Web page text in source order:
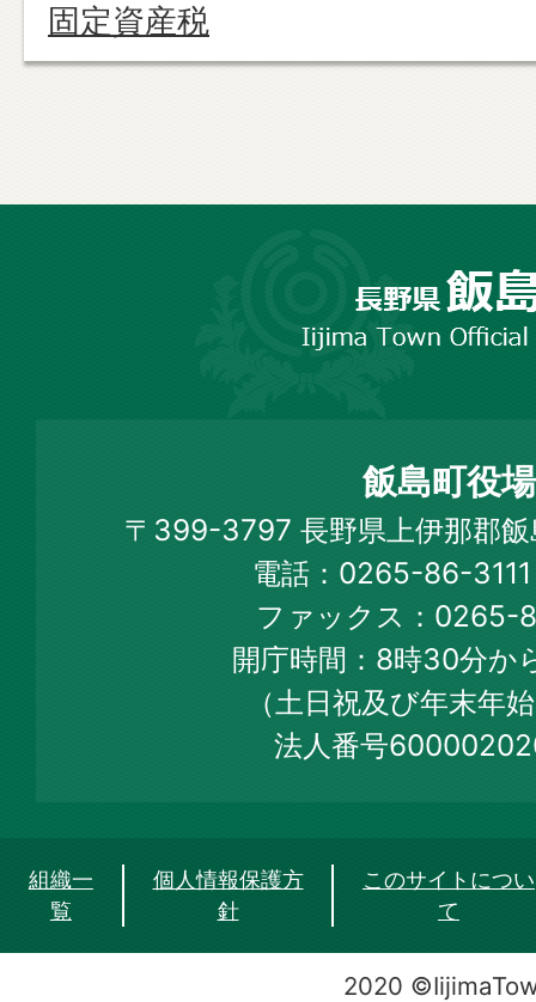
固定資産税
Town
Official
Web
Site
飯島町役場
〒399-3797 長野県上伊那郡
電話：0265-86-
ファックス：0265-
開庁時間：8時30分か
（土日祝及び年末年
法人番号
組織一
覧
個人情報保護方
針
このサイトについ
て
2020